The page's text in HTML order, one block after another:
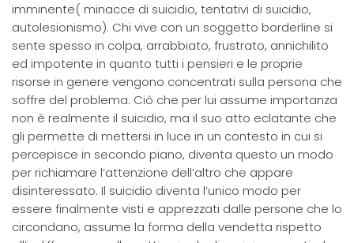
imminente( minacce di suicidio, tentativi di suicidio,
autolesionismo). Chi vive con un soggetto borderline si
sente spesso in colpa, arrabbiato, frustrato, annichilito
ed impotente in quanto tutti i pensieri e le proprie
risorse in genere vengono concentrati sulla persona che
soffre del problema. Ciò che per lui assume importanza
non è realmente il suicidio, ma il suo atto eclatante che
gli permette di mettersi in luce in un contesto in cui si
percepisce in secondo piano, diventa questo un modo
per richiamare l’attenzione dell’altro che appare
disinteressato. Il suicidio diventa l’unico modo per
essere finalmente visti e apprezzati dalle persone che lo
circondano, assume la forma della vendetta rispetto